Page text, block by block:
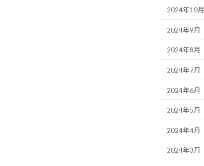
2024年10月
2024年9月
2024年8月
2024年7月
2024年6月
2024年5月
2024年4月
2024年3月